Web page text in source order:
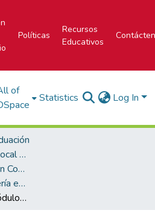
Políticas
Recursos
Educativos
of
Statistics Log In
Campus Tecnológico Local San Carlos
Carrera de Ingeniería en Computación
Bachillerato en Ingeniería en Computación
Implementación de módulos PM Dashboard y Happiness en la aplicación People App de Growth Acceleration Partners